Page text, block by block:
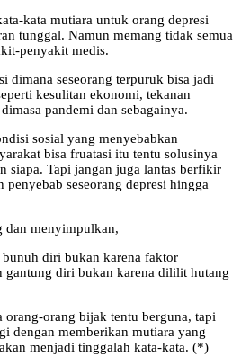
kata mutiara untuk orang depresi
tunggal. Namun memang tidak semua
penyakit medis.
dimana seseorang terpuruk bisa jadi
kesulitan ekonomi, tekanan
pandemi dan sebagainya.
sosial yang menyebabkan
bisa fruatasi itu tentu solusinya
siapa. Tapi jangan juga lantas berfikir
seseorang depresi hingga
dan menyimpulkan,
diri bukan karena faktor
gantung diri bukan karena dililit hutang
orang-orang bijak tentu berguna, tapi
dengan memberikan mutiara yang
menjadi tinggalah kata-kata. (*)